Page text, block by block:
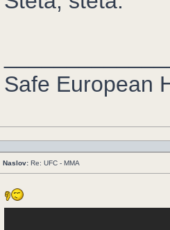
Safe European
Naslov: Re: UFC - MMA